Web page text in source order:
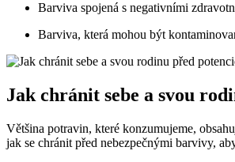
Barviva spojená s negativními
Barviva, která mohou být
Jak chránit sebe a svou
Většina potravin, které konzumujeme,
jak se chránit před nebezpečnými barvivy,